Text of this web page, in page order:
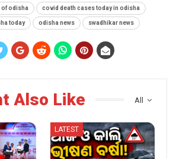
odisha covid death cases today in odisha
today odisha news swadhikar news
All
Also Like
LATEST